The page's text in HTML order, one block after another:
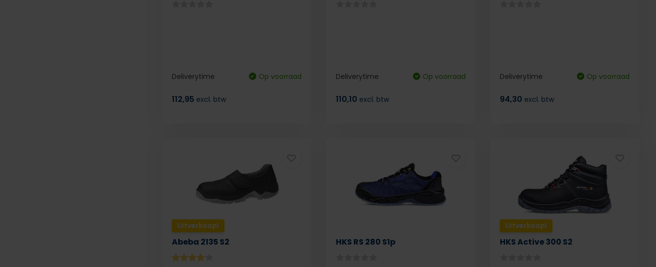
Deliverytime Op voorraad
112,95 excl. btw
Deliverytime Op voorraad
110,10 excl. btw
Deliverytime Op voorraad
94,30 excl. btw
Uitverkoop!
Abeba 2135 S2 HKS RS 280 S1p
Uitverkoop!
HKS Active 300 S2